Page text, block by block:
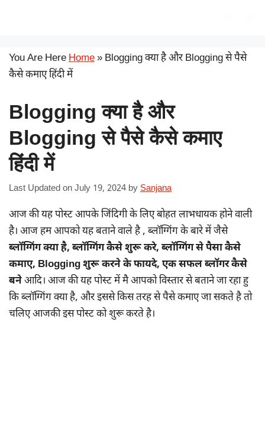
You Are HereHome» Blogging क्या है और Blogging से पैसे
कैसे कमाए हिंदी में
Blogging क्या है और
Blogging से पैसे कैसे कमाए
हिंदी में
Last Updated on July 19, 2024 by Sanjana
आज की यह पोस्ट आपके जिंदिगी के लिए बोहत लाभधायक होने वाली
है। आज हम आपको यह बताने वाले है , ब्लॉग्गिंग के बारे में जैसे
ब्लॉग्गिंग क्या है, ब्लॉग्गिंग कैसे शुरू करे, ब्लॉग्गिंग से पैसा कैसे
कमाए, Blogging शुरू करने के फायदे, एक सफल ब्लॉगर कैसे
बनेआदि। आज की यह पोस्ट में मै आपको विस्तार से बताने जा रहा हु
कि ब्लॉग्गिंग क्या है, और इससे किस तरह से पैसे कमाए जा सकते है तो
चलिए आजकी इस पोस्ट को शुरू करते है।